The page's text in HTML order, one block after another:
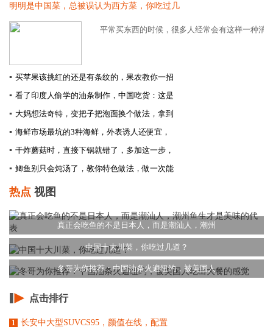
明明是中国菜，总被误认为西方菜，你吃过几
平常买东西的时候，很多人经常会有这样一种
▪ 买苹果该挑红的还是有条纹的，果农教你一招
▪ 看了印度人偷学的油条制作，中国吃货：这是
▪ 大妈想法奇特，变把子把泡面换个做法，拿到
▪ 海鲜市场最坑的3种海鲜，外表诱人还便宜，
▪ 干炸蘑菇时，直接下锅就错了，多加这一步，
▪ 鲫鱼别只会炖汤了，教你特色做法，做一次能
热点 视图
真正会吃鱼的不是日本人，而是潮汕人，潮州
中国十大川菜，你吃过几道？
冬哥为你推荐：中国油条火遍纽约，被美国人
点击排行
1 长安中大型SUVCS95，颜值在线，配置